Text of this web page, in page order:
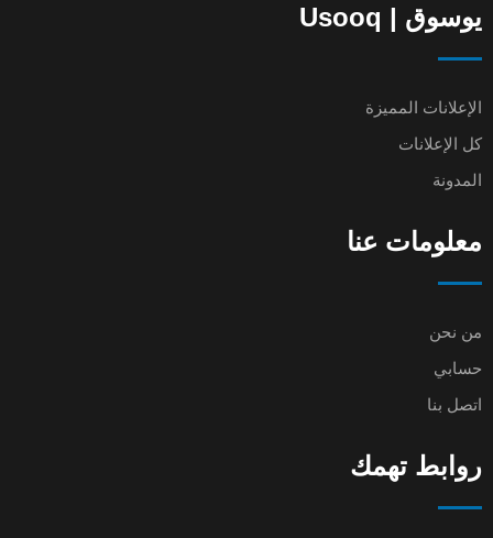
يوسوق | Usooq
الإعلانات المميزة
كل الإعلانات
المدونة
معلومات عنا
من نحن
حسابي
اتصل بنا
روابط تهمك